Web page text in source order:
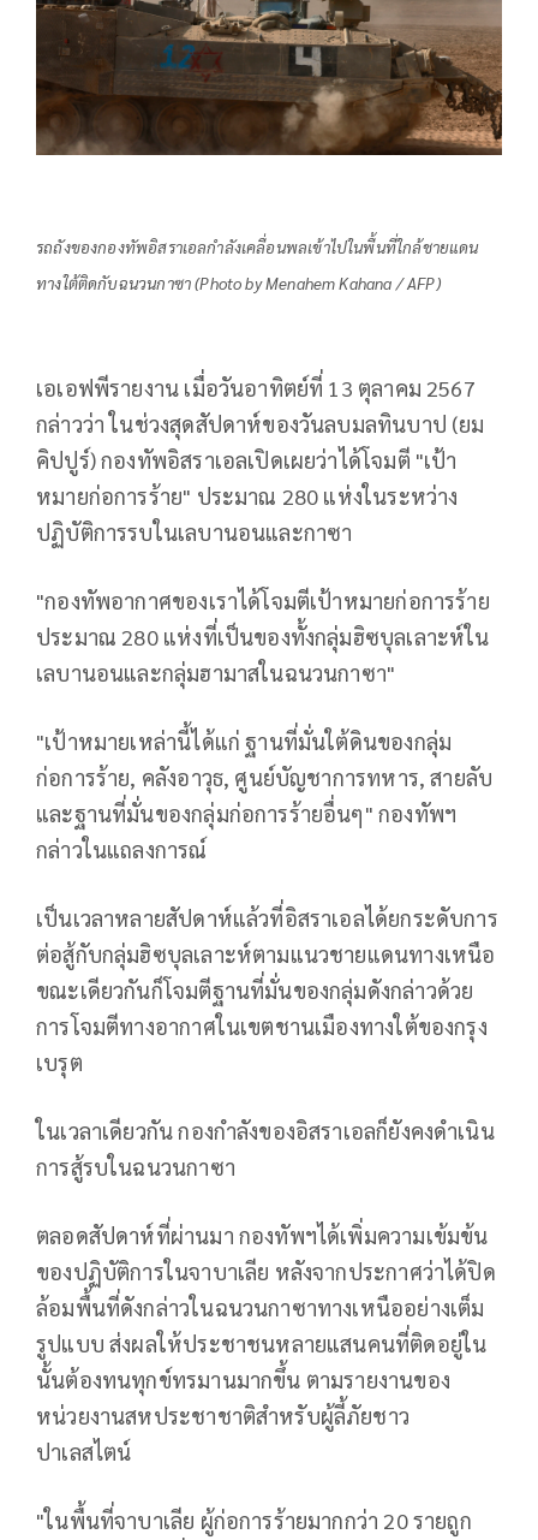
รถถังของกองทัพอิสราเอลกำลังเคลื่อนพลเข้าไปในพื้นที่ใกล้ชายแดน
ทางใต้ติดกับฉนวนกาซา (Photo by Menahem Kahana / AFP)
เอเอฟพีรายงาน เมื่อวันอาทิตย์ที่ 13 ตุลาคม 2567
กล่าวว่า ในช่วงสุดสัปดาห์ของวันลบมลทินบาป (ยม
คิปปูร์) กองทัพอิสราเอลเปิดเผยว่าได้โจมตี "เป้า
หมายก่อการร้าย" ประมาณ 280 แห่งในระหว่าง
ปฏิบัติการรบในเลบานอนและกาซา
"กองทัพอากาศของเราได้โจมตีเป้าหมายก่อการร้าย
ประมาณ 280 แห่งที่เป็นของทั้งกลุ่มฮิซบุลเลาะห์ใน
เลบานอนและกลุ่มฮามาสในฉนวนกาซา"
"เป้าหมายเหล่านี้ได้แก่ ฐานที่มั่นใต้ดินของกลุ่ม
ก่อการร้าย, คลังอาวุธ, ศูนย์บัญชาการทหาร, สายลับ
และฐานที่มั่นของกลุ่มก่อการร้ายอื่นๆ" กองทัพฯ
กล่าวในแถลงการณ์
เป็นเวลาหลายสัปดาห์แล้วที่อิสราเอลได้ยกระดับการ
ต่อสู้กับกลุ่มฮิซบุลเลาะห์ตามแนวชายแดนทางเหนือ
ขณะเดียวกันก็โจมตีฐานที่มั่นของกลุ่มดังกล่าวด้วย
การโจมตีทางอากาศในเขตชานเมืองทางใต้ของกรุง
เบรุต
ในเวลาเดียวกัน กองกำลังของอิสราเอลก็ยังคงดำเนิน
การสู้รบในฉนวนกาซา
ตลอดสัปดาห์ที่ผ่านมา กองทัพฯได้เพิ่มความเข้มข้น
ของปฏิบัติการในจาบาเลีย หลังจากประกาศว่าได้ปิด
ล้อมพื้นที่ดังกล่าวในฉนวนกาซาทางเหนืออย่างเต็ม
รูปแบบ ส่งผลให้ประชาชนหลายแสนคนที่ติดอยู่ใน
นั้นต้องทนทุกข์ทรมานมากขึ้น ตามรายงานของ
หน่วยงานสหประชาชาติสำหรับผู้ลี้ภัยชาว
ปาเลสไตน์
"ในพื้นที่จาบาเลีย ผู้ก่อการร้ายมากกว่า 20 รายถูก